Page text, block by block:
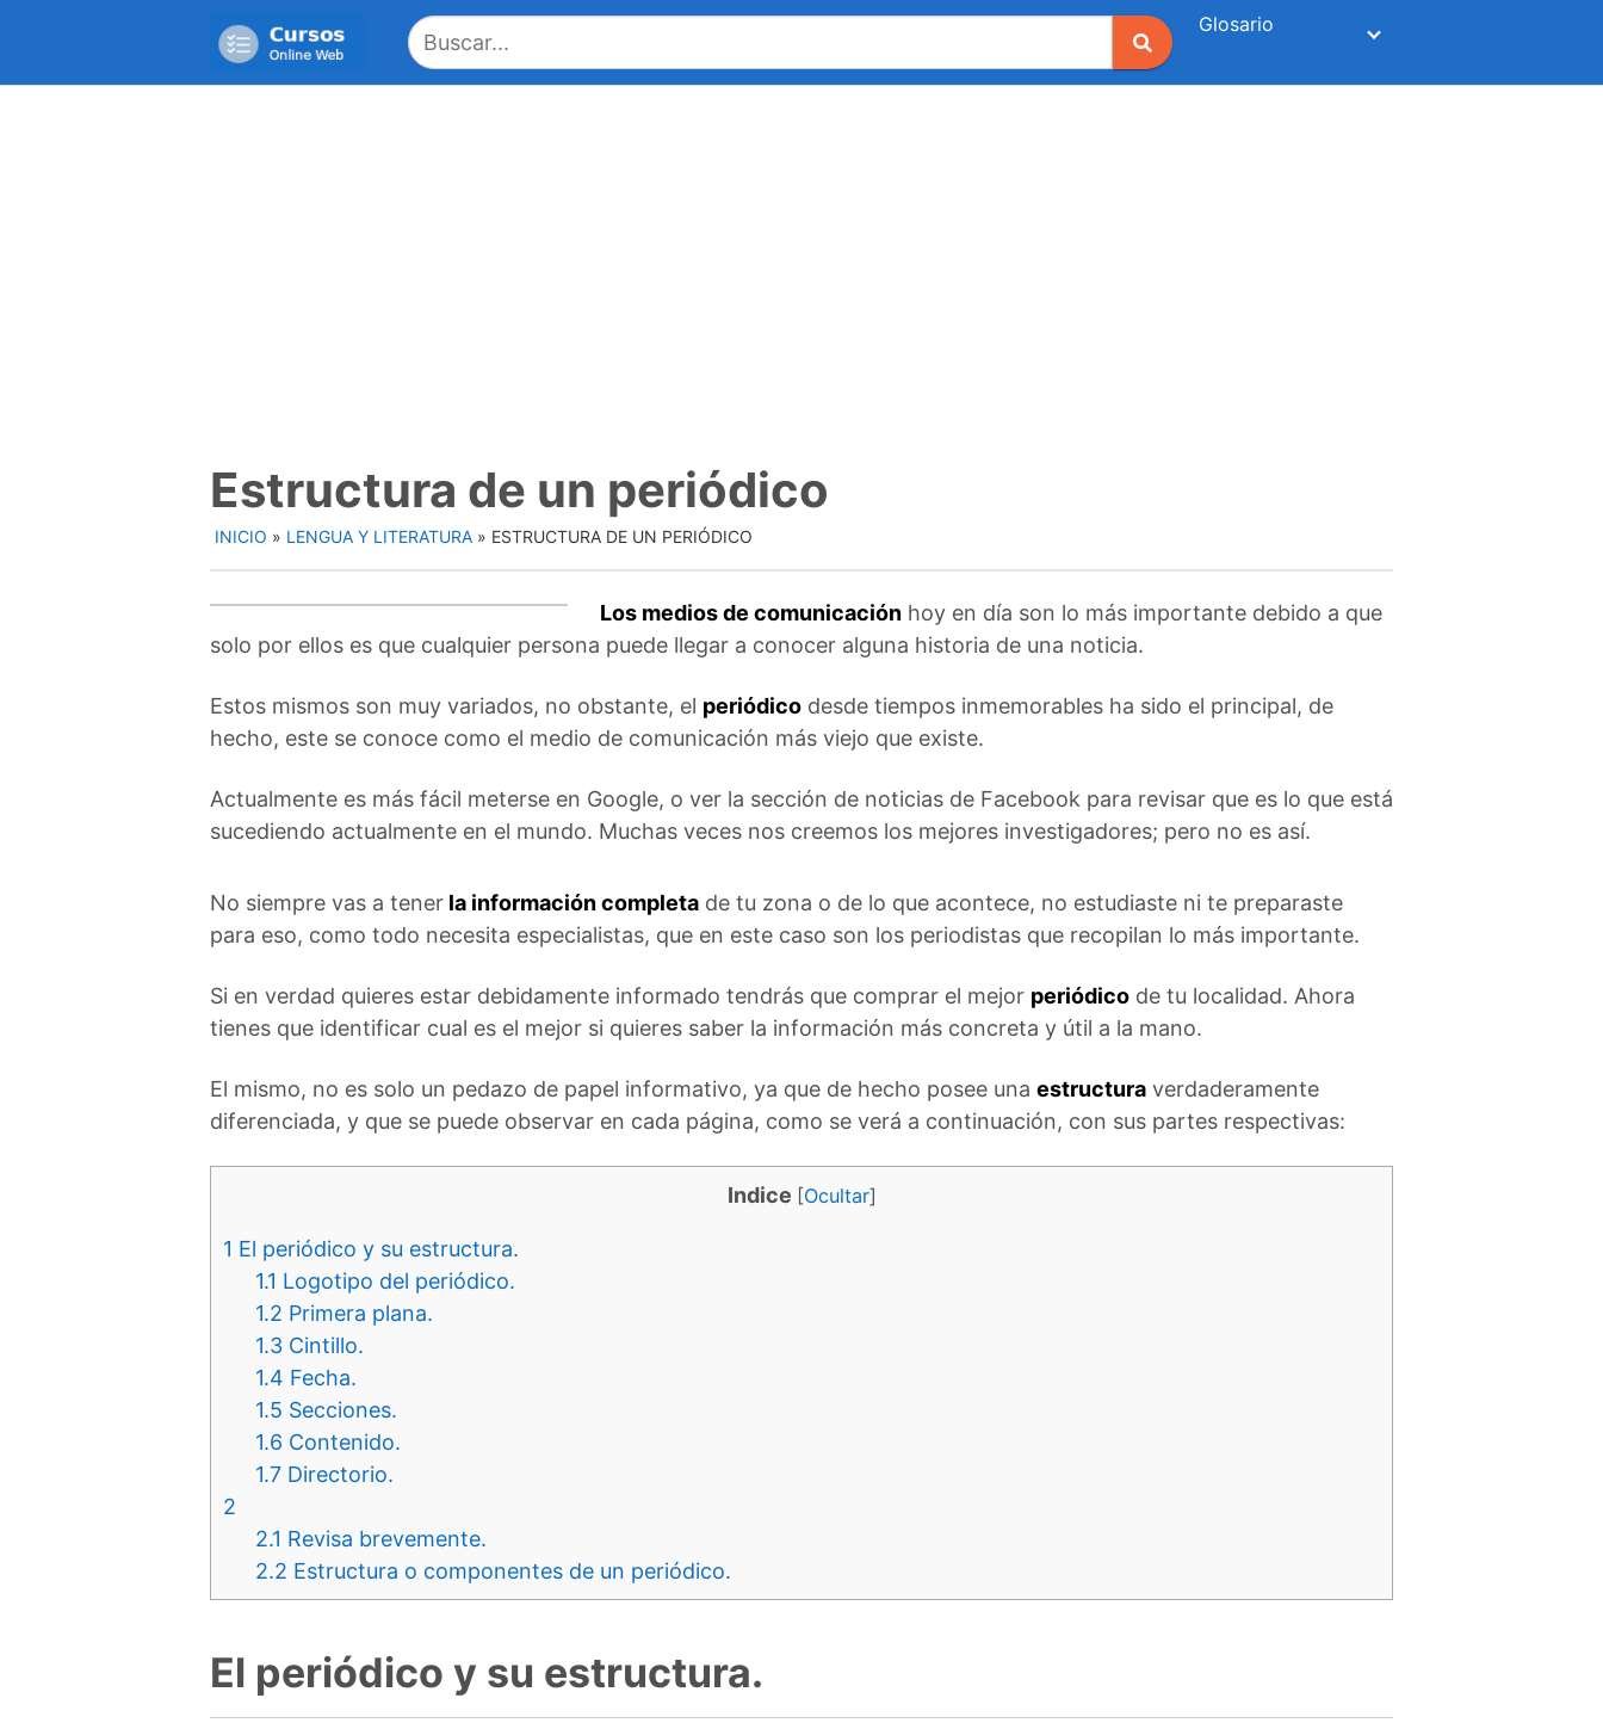
Glosario
Estructura de un periódico
INICIO » LENGUA Y LITERATURA » ESTRUCTURA DE UN PERIÓDICO
Los medios de comunicación hoy en día son lo más importante debido a que
solo por ellos es que cualquier persona puede llegar a conocer alguna historia de una noticia.
Estos mismos son muy variados, no obstante, el periódico desde tiempos inmemorables ha sido el principal, de
hecho, este se conoce como el medio de comunicación más viejo que existe.
Actualmente es más fácil meterse en Google, o ver la sección de noticias de Facebook para revisar que es lo que está
sucediendo actualmente en el mundo. Muchas veces nos creemos los mejores investigadores; pero no es así.
No siempre vas a tener la información completa de tu zona o de lo que acontece, no estudiaste ni te preparaste
para eso, como todo necesita especialistas, que en este caso son los periodistas que recopilan lo más importante.
Si en verdad quieres estar debidamente informado tendrás que comprar el mejor periódico de tu localidad. Ahora
tienes que identificar cual es el mejor si quieres saber la información más concreta y útil a la mano.
El mismo, no es solo un pedazo de papel informativo, ya que de hecho posee una estructura verdaderamente
diferenciada, y que se puede observar en cada página, como se verá a continuación, con sus partes respectivas:
Indice [Ocultar]
1 El periódico y su estructura.
1.1 Logotipo del periódico.
1.2 Primera plana.
1.3 Cintillo.
1.4 Fecha.
1.5 Secciones.
1.6 Contenido.
1.7 Directorio.
2
2.1 Revisa brevemente.
2.2 Estructura o componentes de un periódico.
El periódico y su estructura.